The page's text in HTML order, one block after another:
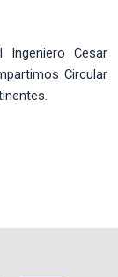
Cesar
Circular